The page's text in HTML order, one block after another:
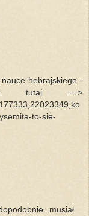
hebrajskiego -
tutaj ==>
to-sie-
musiał